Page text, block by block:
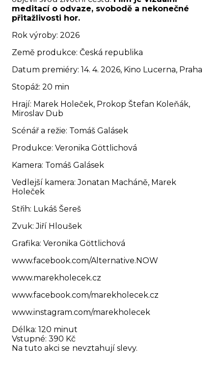
meditací o odvaze, svobodě a nekonečné
přitažlivosti hor.
Rok výroby: 2026
Země produkce: Česká republika
Datum premiéry: 14. 4. 2026, Kino Lucerna, Praha
Stopáž: 20 min
Hrají: Marek Holeček, Prokop Štefan Koleňák,
Miroslav Dub
Scénář a režie: Tomáš Galásek
Produkce: Veronika Göttlichová
Kamera: Tomáš Galásek
Vedlejší kamera: Jonatan Macháně, Marek
Holeček
Střih: Lukáš Šereš
Zvuk: Jiří Hloušek
Grafika: Veronika Göttlichová
www.facebook.com/Alternative.NOW
www.marekholecek.cz
www.facebook.com/marekholecek.cz
www.instagram.com/marekholecek
Délka: 120 minut
Vstupné: 390 Kč
Na tuto akci se nevztahují slevy.